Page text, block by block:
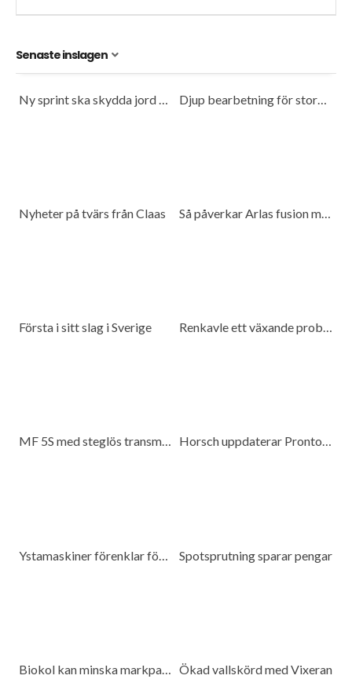
Senaste inslagen
Nyheter på tvärs från Claas Så påverkar Arlas fusion med DMK mjölkproducenter
Första i sitt slag i Sverige Renkavle ett växande problem
MF 5S med steglös transmission Horsch uppdaterar Pronto 6 DC
Spotsprutning sparar pengar
Biokol kan minska markpackning Ökad vallskörd med Vixeran